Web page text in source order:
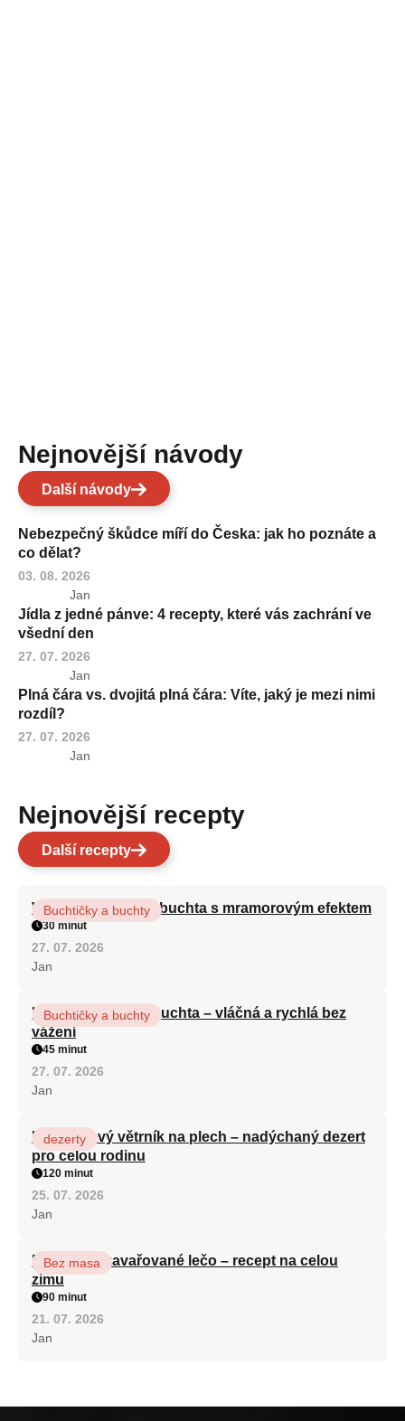
Nejnovější návody
Další návody
Nebezpečný škůdce míří do Česka: jak ho poznáte a
co dělat?
03. 08. 2026
Jan
Jídla z jedné pánve: 4 recepty, které vás zachrání ve
všední den
27. 07. 2026
Jan
Plná čára vs. dvojitá plná čára: Víte, jaký je mezi nimi
rozdíl?
27. 07. 2026
Jan
Nejnovější recepty
Další recepty
Vláčná olejová litá buchta s mramorovým efektem
Buchtičky a buchty
30 minut
27. 07. 2026
Jan
Hrnková maková buchta – vláčná a rychlá bez
vážení
Buchtičky a buchty
45 minut
27. 07. 2026
Jan
Karamelový větrník na plech – nadýchaný dezert
pro celou rodinu
dezerty
120 minut
25. 07. 2026
Jan
Babiččino zavařované lečo – recept na celou
zimu
Bez masa
90 minut
21. 07. 2026
Jan